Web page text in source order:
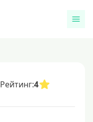
Рейтинг:4